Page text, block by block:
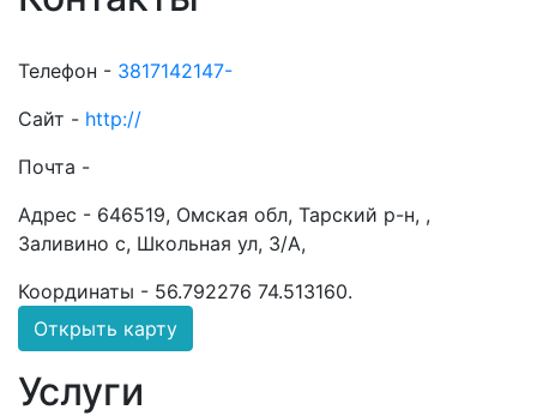
Телефон - 3817142147-
Сайт - http://
Почта -
Адрес - 646519, Омская обл, Тарский р-н, ,
Заливино с, Школьная ул, 3/А,
Координаты - 56.792276 74.513160.
Открыть карту
Услуги